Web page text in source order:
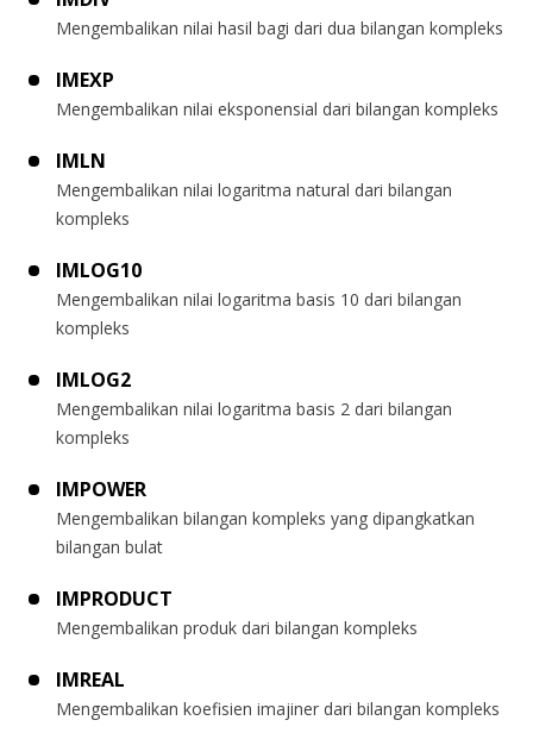
Mengembalikan nilai hasil bagi dari dua bilangan kompleks
IMEXP
Mengembalikan nilai eksponensial dari bilangan kompleks
IMLN
Mengembalikan nilai logaritma natural dari bilangan
kompleks
IMLOG10
Mengembalikan nilai logaritma basis 10 dari bilangan
kompleks
IMLOG2
Mengembalikan nilai logaritma basis 2 dari bilangan
kompleks
IMPOWER
Mengembalikan bilangan kompleks yang dipangkatkan
bilangan bulat
IMPRODUCT
Mengembalikan produk dari bilangan kompleks
IMREAL
Mengembalikan koefisien imajiner dari bilangan kompleks